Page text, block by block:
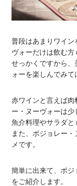
普段はあまりワイ
ヴォーだけは飲む方
せっかくですから
ォーを楽しんでみて
赤ワインと言えば
ー・ヌーヴォーは少
魚介料理やサラダと
また、ボジョレー
メです。
簡単に出来て、ボ
をご紹介します。